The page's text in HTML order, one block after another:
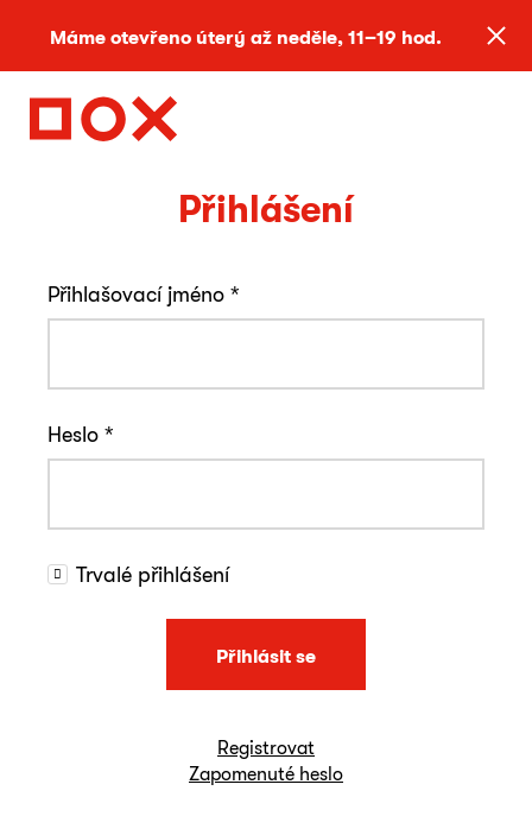
Máme otevřeno úterý až neděle, 11–19 hod.
Přihlášení
Přihlašovací jméno *
Heslo *
Trvalé přihlášení
Přihlásit se
Registrovat
Zapomenuté heslo